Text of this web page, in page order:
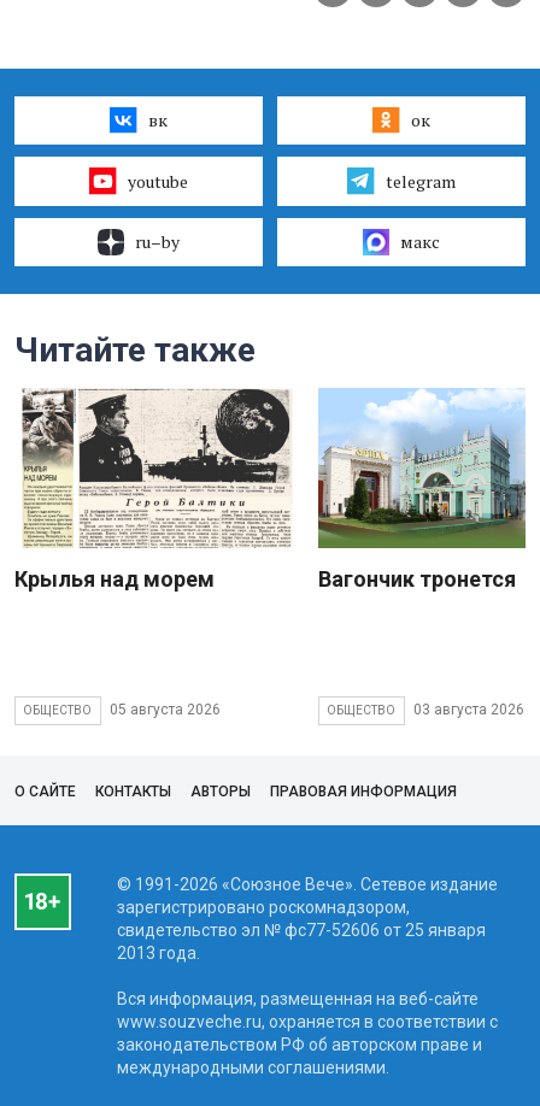
вк ок
youtube telegram
ru–by макс
Читайте также
Крылья над морем
ОБЩЕСТВО 05 августа 2026
Вагончик тронется
ОБЩЕСТВО 03 августа 2026
О САЙТЕ КОНТАКТЫ АВТОРЫ ПРАВОВАЯ ИНФОРМАЦИЯ
© 1991-2026 «Союзное Вече». Сетевое издание
зарегистрировано роскомнадзором,
свидетельство эл № фc77-52606 от 25 января
2013 года.
Вся информация, размещенная на веб-сайте
www.souzveche.ru, охраняется в соответствии с
законодательством РФ об авторском праве и
международными соглашениями.